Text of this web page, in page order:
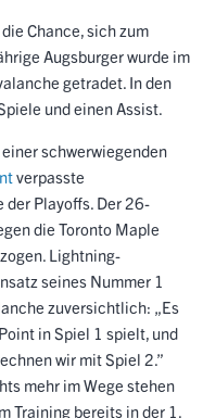
Chance, sich zum
Augsburger wurde im
getradet. In den
und einen Assist.
schwerwiegenden
verpasste
der Playoffs. Der 26-
die Toronto Maple
Lightning-
seines Nummer 1
zuversichtlich: „Es
in Spiel 1 spielt, und
wir mit Spiel 2.”
mehr im Wege stehen
Training bereits in der 1.